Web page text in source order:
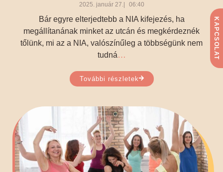
KAPCSOLAT
2025. január 27. 06:40
Bár egyre elterjedtebb a NIA kifejezés, ha
megállítanának minket az utcán és megkérdeznék
tőlünk, mi az a NIA, valószínűleg a többségünk nem
tudná…
További részletek